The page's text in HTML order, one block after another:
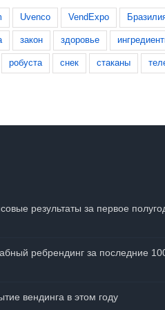
Uvenco VendExpo
закон здоровье
робуста снек стаканы
результаты за первое
ребрендинг за последние
вендинга в этом году